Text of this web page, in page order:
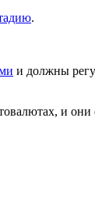
.
и должны
и они